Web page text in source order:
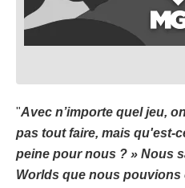
"Avec n’importe quel jeu,
pas tout faire, mais qu'est-
peine pour nous ? » Nous
Worlds que nous pouvions